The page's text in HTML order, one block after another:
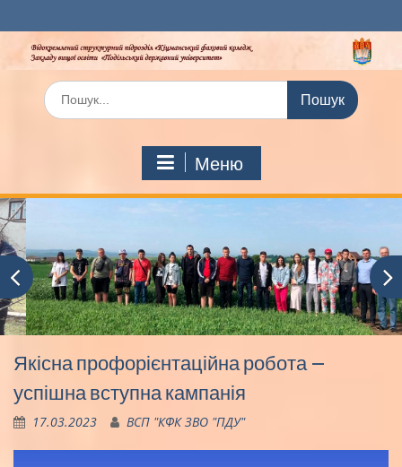
до
вмісту
Шукати:
Меню
Якісна профорієнтаційна робота –
успішна вступна кампанія
17.03.2023 ВСП "КФК ЗВО "ПДУ"